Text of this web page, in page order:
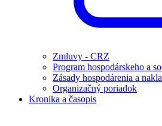
Zmluvy - CRZ
Program hospodárskeho a
Zásady hospodárenia a
Organizačný poriadok
Kronika a časopis